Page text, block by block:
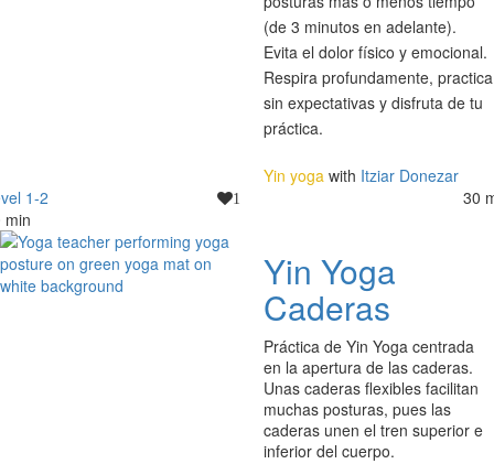
(de 3 minutos en adelante).
Evita el dolor físico y emocional.
Respira profundamente, practica
sin expectativas y disfruta de tu
práctica.
Yin yoga with Itziar Donezar
1-2
1
30
min
Yin Yoga
Caderas
Práctica de Yin Yoga centrada
en la apertura de las caderas.
Unas caderas flexibles facilitan
muchas posturas, pues las
caderas unen el tren superior e
inferior del cuerpo.